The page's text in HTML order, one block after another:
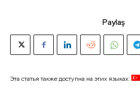
Paylaş
Эта статья также доступна на этих языках: